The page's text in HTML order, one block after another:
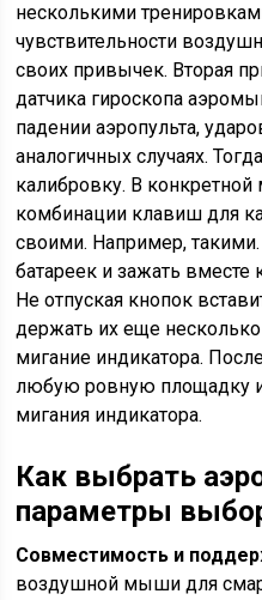
несколькими
чувствительности
своих привычек. Вторая
датчика гироскопа
падении аэропульта,
аналогичных случаях.
калибровку. В
комбинации клавиш для
своими. Например,
батареек и зажать вместе
Не отпуская кнопок
держать их еще несколько
мигание индикатора.
любую ровную площадку
мигания индикатора.
Как выбрать
параметры
Совместимость и
воздушной мыши для